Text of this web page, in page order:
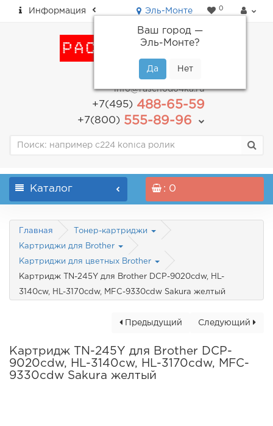
Информация Эль-Монте
Ваш город —
Эль-Монте?
0
пн-пт: с 9.00 до 18.00
info@raschodo4ka.ru
+7(495)488-65-59
+7(800)555-89-96
Каталог : 0
Главная Тонер-картриджи
Картриджи для Brother
Картриджи для цветных Brother
Картридж TN-245Y для Brother DCP-9020cdw, HL-
3140cw, HL-3170cdw, MFC-9330cdw Sakura желтый
Следующий
Предыдущий
Картридж TN-245Y для Brother DCP-
9020cdw, HL-3140cw, HL-3170cdw, MFC-
9330cdw Sakura желтый